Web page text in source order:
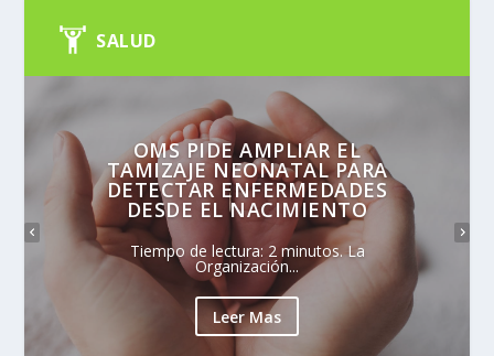
SALUD
OMS PIDE AMPLIAR EL
TAMIZAJE NEONATAL PARA
DETECTAR ENFERMEDADES
DESDE EL NACIMIENTO
Tiempo de lectura: 2 minutos. La
Organización...
Leer Mas